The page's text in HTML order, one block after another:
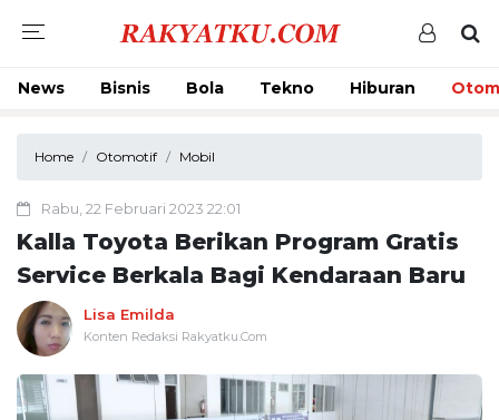
News Bisnis Bola Tekno Hiburan
Home Otomotif Mobil
Rabu, 22 Februari 2023 22:01
Kalla Toyota Berikan Program Gratis
Service Berkala Bagi Kendaraan Baru
Lisa Emilda
Konten Redaksi Rakyatku.Com